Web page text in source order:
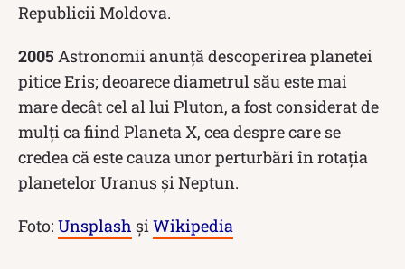
Republicii Moldova.
2005 Astronomii anunță descoperirea planetei
pitice Eris; deoarece diametrul său este mai
mare decât cel al lui Pluton, a fost considerat de
mulți ca fiind Planeta X, cea despre care se
credea că este cauza unor perturbări în rotația
planetelor Uranus și Neptun.
Foto: Unsplash șiWikipedia